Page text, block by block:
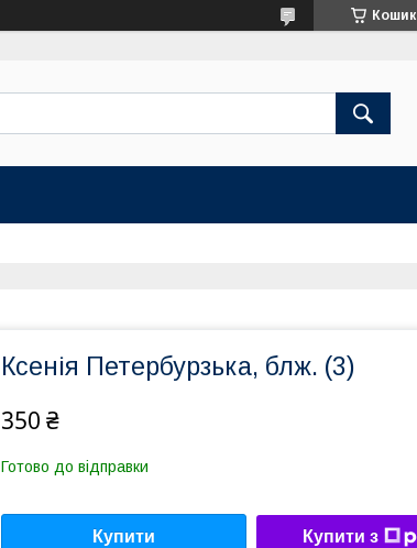
Кошик
Ксенія Петербурзька, блж. (3)
350 ₴
Готово до відправки
Купити Купити з